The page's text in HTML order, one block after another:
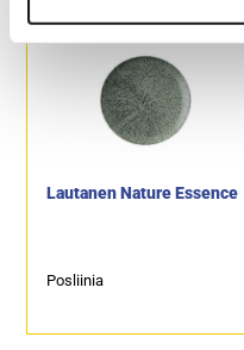
Lautanen Nature Essence
Posliinia